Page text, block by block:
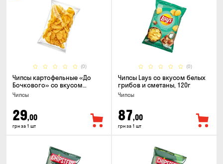
(0)
Чипсы картофельные «До
Бочкового» со вкусом
сметаны с зеленью, 100г
Чипсы
29,00
грн за 1 шт
(0)
Чипсы Lays со вкусом белых
грибов и сметаны, 120г
Чипсы
87,00
грн за 1 шт